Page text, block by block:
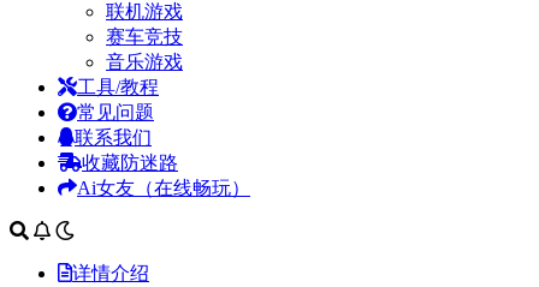
联机游戏
赛车竞技
音乐游戏
工具/教程
常见问题
联系我们
收藏防迷路
Ai女友（在线畅玩）
详情介绍